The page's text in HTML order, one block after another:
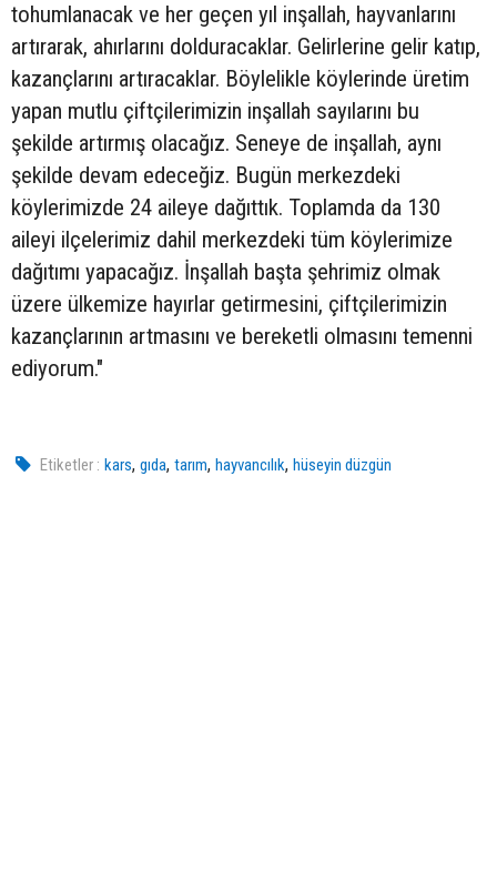
tohumlanacak ve her geçen yıl inşallah, hayvanlarını
artırarak, ahırlarını dolduracaklar. Gelirlerine gelir katıp,
kazançlarını artıracaklar. Böylelikle köylerinde üretim
yapan mutlu çiftçilerimizin inşallah sayılarını bu
şekilde artırmış olacağız. Seneye de inşallah, aynı
şekilde devam edeceğiz. Bugün merkezdeki
köylerimizde 24 aileye dağıttık. Toplamda da 130
aileyi ilçelerimiz dahil merkezdeki tüm köylerimize
dağıtımı yapacağız. İnşallah başta şehrimiz olmak
üzere ülkemize hayırlar getirmesini, çiftçilerimizin
kazançlarının artmasını ve bereketli olmasını temenni
ediyorum."
Etiketler : kars,gıda,tarım,hayvancılık,hüseyin düzgün